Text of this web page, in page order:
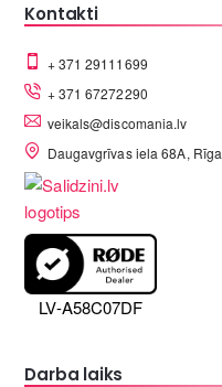
Kontakti
+ 371 29111699
+ 371 67272290
veikals@discomania.lv
Daugavgrīvas iela 68A, Rīga
LV-A58C07DF
Darba laiks